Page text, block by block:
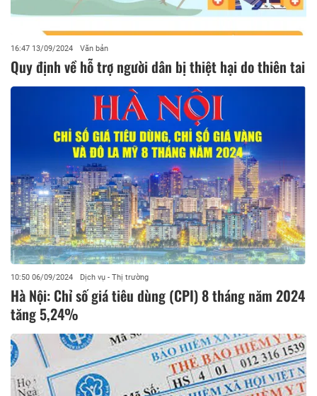
16:47 13/09/2024 Văn bản
Quy định về hỗ trợ người dân bị thiệt hại do thiên tai
10:50 06/09/2024 Dịch vụ - Thị trường
Hà Nội: Chỉ số giá tiêu dùng (CPI) 8 tháng năm 2024
tăng 5,24%